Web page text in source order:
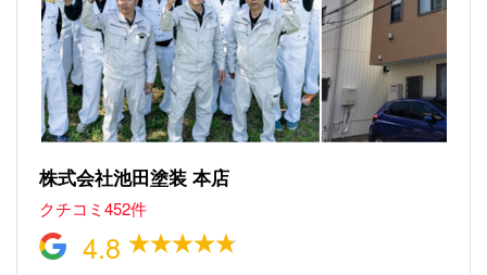
株式会社池田塗装 本店
クチコミ452件
4.8